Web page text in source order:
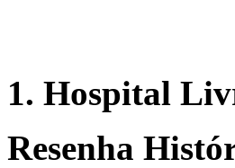
1. Hospital
Resenha